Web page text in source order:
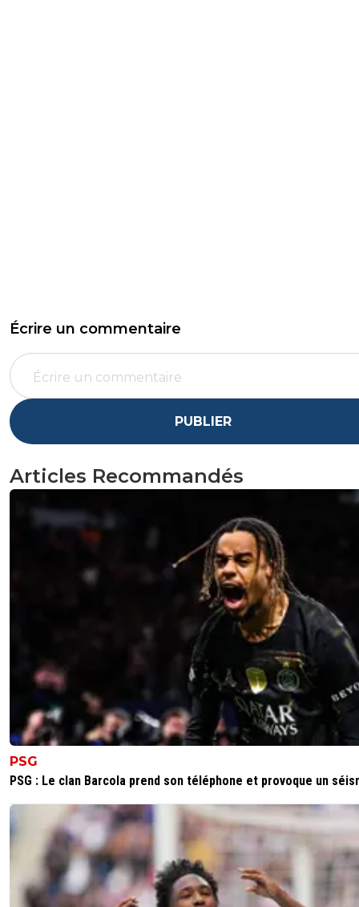
Écrire un commentaire
PUBLIER
Articles Recommandés
PSG
PSG : Le clan Barcola prend son téléphone et provoque un